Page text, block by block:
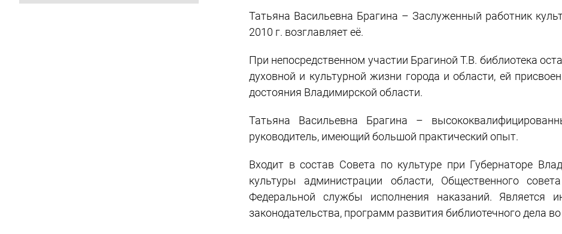
Татьяна Васильевна Брагина – Заслуженный работник
2010 г. возглавляет её.
При непосредственном участии Брагиной Т.В. библиотека
духовной и культурной жизни города и области, ей
достояния Владимирской области.
Татьяна Васильевна Брагина –
руководитель, имеющий большой практический опыт.
Входит в состав Совета по культуре при Губернаторе
культуры администрации области, Общественного
Федеральной службы исполнения наказаний. Является
законодательства, программ развития библиотечного дела